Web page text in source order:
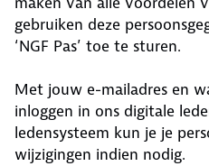
gebruiken deze
‘NGF Pas’ toe te sturen.
Met jouw e-mailadres en
inloggen in ons digitale
ledensysteem kun je je
wijzigingen indien nodig.